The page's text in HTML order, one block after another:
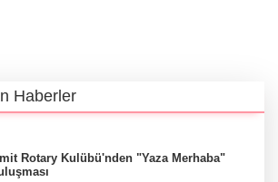
Haberler
Rotary Kulübü'nden "Yaza Merhaba"